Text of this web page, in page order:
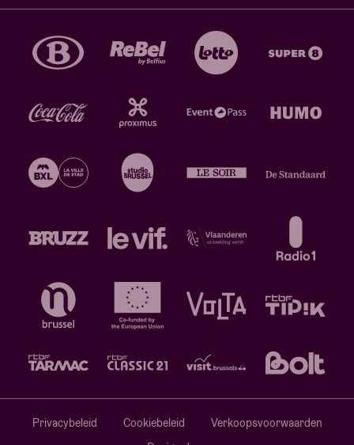
Privacybeleid Cookiebeleid
Verkoopsvoorwaarden